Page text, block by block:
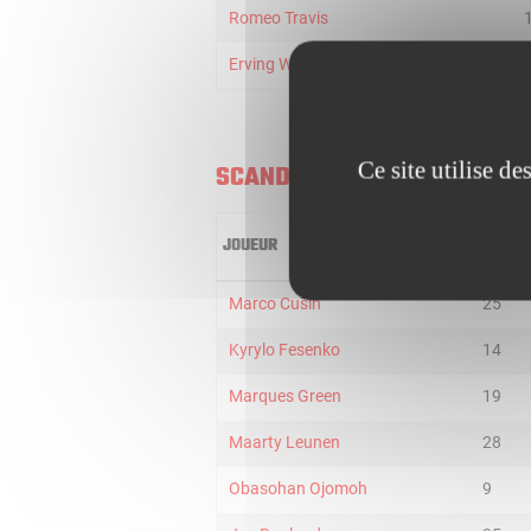
Romeo Travis
Erving Walker
SCANDONE AVELLINO
JOUEUR
Marco Cusin 25
Kyrylo Fesenko 14
Marques Green 19
Maarty Leunen 28
Obasohan Ojomoh 9
Ce site utilise